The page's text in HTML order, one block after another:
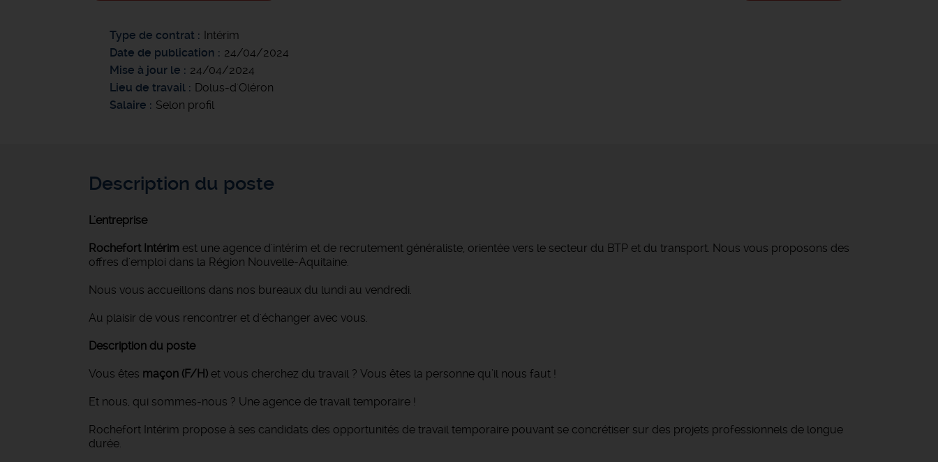
Type de contrat
Intérim
Date de publication
24/04/2024
Mise à jour le
24/04/2024
Lieu de travail
Dolus-d'Oléron
Salaire
Selon profil
Description du poste
L'entreprise
Rochefort Intérim est une agence d'intérim et de recrutement généraliste, orientée vers le secteur du BTP et du transport. Nous vous proposons des
offres d'emploi dans la Région Nouvelle-Aquitaine.
Nous vous accueillons dans nos bureaux du lundi au vendredi.
Au plaisir de vous rencontrer et d'échanger avec vous.
Description du poste
Vous êtes maçon (F/H) et vous cherchez du travail ? Vous êtes la personne qu’il nous faut !
Et nous, qui sommes-nous ? Une agence de travail temporaire !
Rochefort Intérim propose à ses candidats des opportunités de travail temporaire pouvant se concrétiser sur des projets professionnels de longue
durée.